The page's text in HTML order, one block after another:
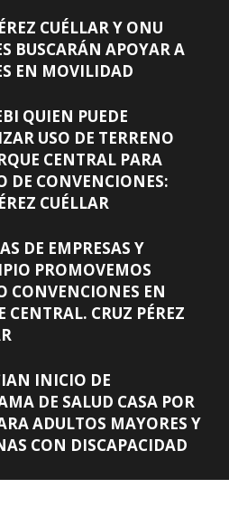
CUÉLLAR Y ONU
BUSCARÁN APOYAR A
EN MOVILIDAD
QUIEN PUEDE
USO DE TERRENO
CENTRAL PARA
DE CONVENCIONES:
CUÉLLAR
DE EMPRESAS Y
PROMOVEMOS
CONVENCIONES EN
CENTRAL. CRUZ PÉREZ
INICIO DE
DE SALUD CASA POR
ADULTOS MAYORES Y
CON DISCAPACIDAD